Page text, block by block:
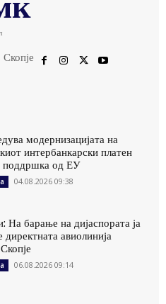
модернизацијата на
интербанкарски платен
поддршка од ЕУ
04.08.2026 09:38
На барање на дијаспората ја
директната авиолинија
06.08.2026 09:14